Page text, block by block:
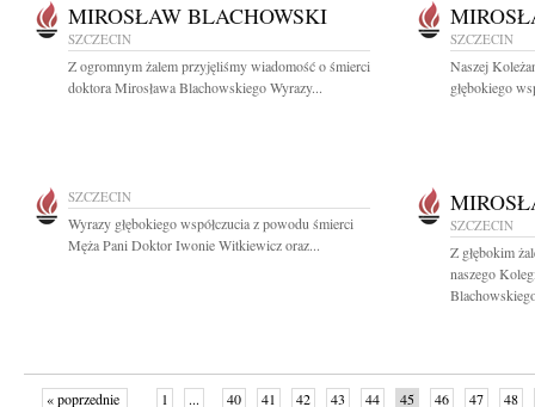
MIROSŁAW BLACHOWSKI
SZCZECIN
Z ogromnym żalem przyjęliśmy wiadomość o śmierci
doktora Mirosława Blachowskiego Wyrazy...
SZCZECIN
Naszej
głębokiego
SZCZECIN
Wyrazy głębokiego współczucia z powodu śmierci
Męża Pani Doktor Iwonie Witkiewicz oraz...
SZCZECIN
Z głębokim
naszego
« poprzednie 1 ... 40 41 42 43 44 45 46 47 48